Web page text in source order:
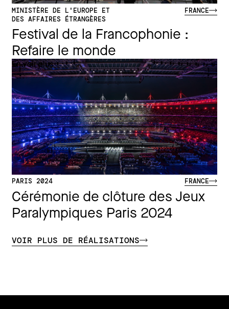
MINISTÈRE DE L'EUROPE ET
DES AFFAIRES ÉTRANGÈRES
FRANCE
Festival de la Francophonie :
Refaire le monde
En voir plus
PARIS 2024 FRANCE
Cérémonie de clôture des Jeux
Paralympiques Paris 2024
VOIR PLUS DE RÉALISATIONS